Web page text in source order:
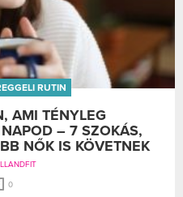
RUTIN
AMI TÉNYLEG
– 7 SZOKÁS,
NŐK IS KÖVETNEK
0